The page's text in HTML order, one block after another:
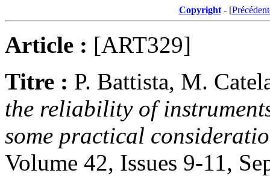
Copyright- [
Article : [ART329]
Titre : P. Battista, M.
the reliability of
some practical
Volume 42, Issues 9-11,